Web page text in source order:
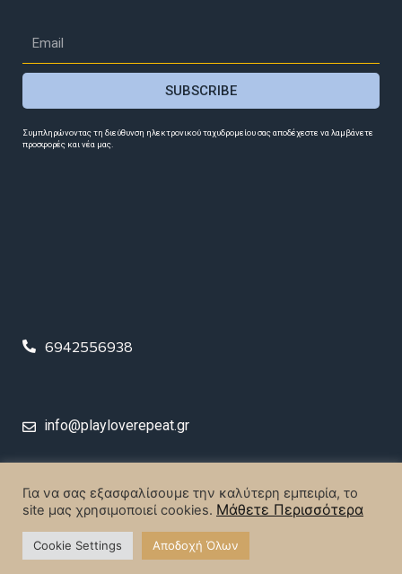
SUBSCRIBE
Συμπληρώνοντας τη διεύθυνση ηλεκτρονικού ταχυδρομείου σας αποδέχεστε να λαμβάνετε
προσφορές και νέα μας.
6942556938
info@playloverepeat.gr
© 2023 Play Love Repeat. All rights reserved.
Designed & Created byMrBrainiac Creative Studios.
Για να σας εξασφαλίσουμε την καλύτερη εμπειρία, το
site μας χρησιμοποιεί cookies. Μάθετε Περισσότερα
Cookie Settings Αποδοχή Όλων